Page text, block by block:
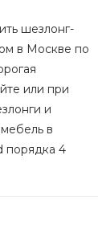
шезлонг-
в Москве по
или при
и
в
порядка 4